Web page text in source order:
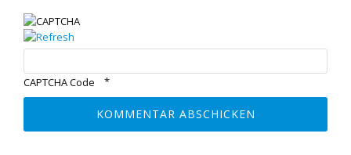
CAPTCHA Code *